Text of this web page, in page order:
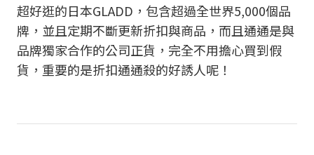
超好逛的日本GLADD，包含超過全世界5,000個品
牌，並且定期不斷更新折扣與商品，而且通通是與
品牌獨家合作的公司正貨，完全不用擔心買到假
貨，重要的是折扣通通殺的好誘人呢！